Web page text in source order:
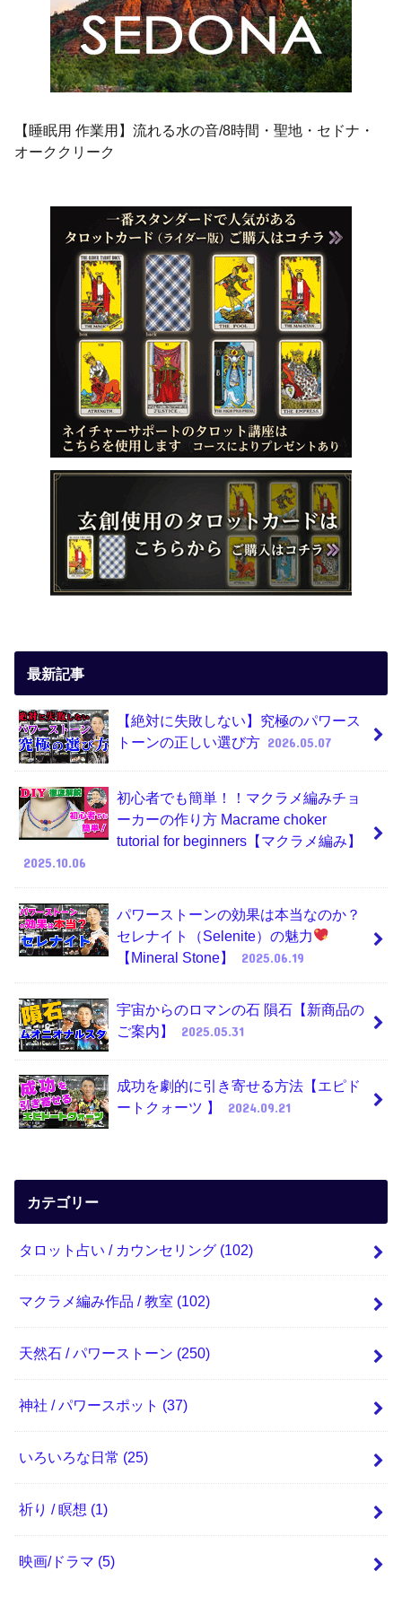
【睡眠用 作業用】流れる水の音/8時間・聖地・セドナ・
オーククリーク
最新記事
【絶対に失敗しない】究極のパワース
トーンの正しい選び方 2026.05.07
初心者でも簡単！！マクラメ編みチョ
ーカーの作り方 Macrame choker
tutorial for beginners【マクラメ編み】
2025.10.06
パワーストーンの効果は本当なのか？
セレナイト（Selenite）の魅力
【Mineral Stone】
2025.06.19
宇宙からのロマンの石 隕石【新商品の
ご案内】
2025.05.31
成功を劇的に引き寄せる方法【エピド
ートクォーツ 】
2024.09.21
カテゴリー
タロット占い / カウンセリング (102)
マクラメ編み作品 / 教室 (102)
天然石 / パワーストーン (250)
神社 / パワースポット (37)
いろいろな日常 (25)
祈り / 瞑想 (1)
映画/ドラマ (5)